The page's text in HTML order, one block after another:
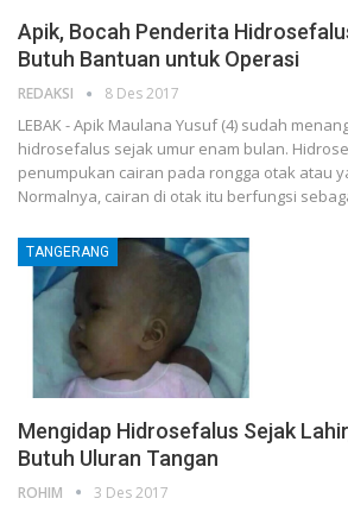
Apik, Bocah Penderita
Butuh Bantuan untuk Operasi
REDAKSI 8 Des 2017
LEBAK - Apik Maulana Yusuf (4) sudah
hidrosefalus sejak umur enam bulan.
penumpukan cairan pada rongga otak atau
Normalnya, cairan di otak itu berfungsi
TANGERANG
Mengidap Hidrosefalus Sejak
Butuh Uluran Tangan
ROHIM 3 Des 2017